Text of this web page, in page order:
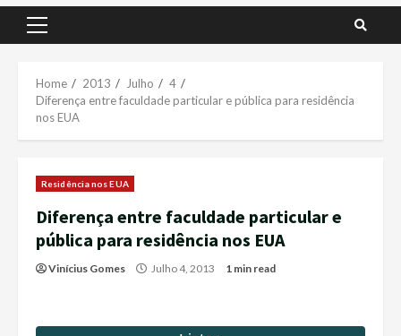
Primary
Home 2013 Julho
4
Diferença entre faculdade particular e pública para residência
nos EUA
Residência nos EUA
Diferença entre faculdade particular e
pública para residência nos EUA
Vinícius Gomes Julho 4, 2013 1 min read